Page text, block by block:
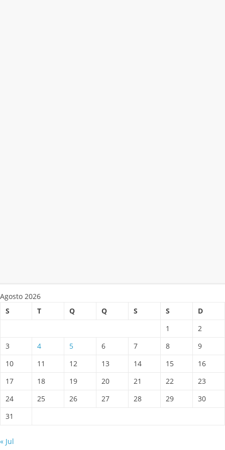
Agosto 2026
S
T Q Q S S
D
1
2
3
4 5 6 7 8
9
10
11 12 13 14 15
16
17
18 19 20 21 22
23
24
25 26 27 28 29
30
31
« Jul